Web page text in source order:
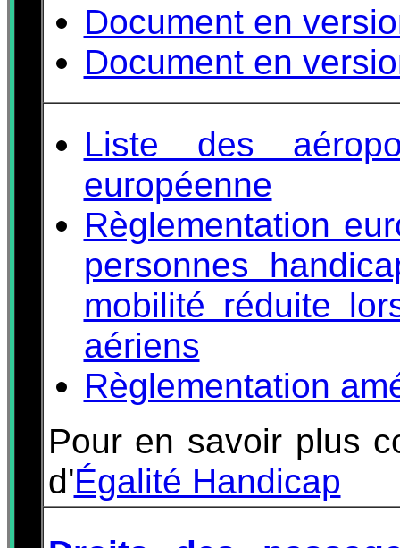
Document en
Document en
Liste des
européenne
Règlementation
personnes
mobilité réduite
aériens
Règlementation
Pour en savoir plus
d'Égalité Handicap